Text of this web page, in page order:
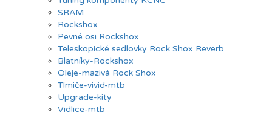
SRAM
Rockshox
Pevné osi Rockshox
Teleskopické sedlovky Rock Shox Reverb
Blatníky-Rockshox
Oleje-mazivá Rock Shox
Tlmiče-vivid-mtb
Upgrade-kity
Vidlice-mtb